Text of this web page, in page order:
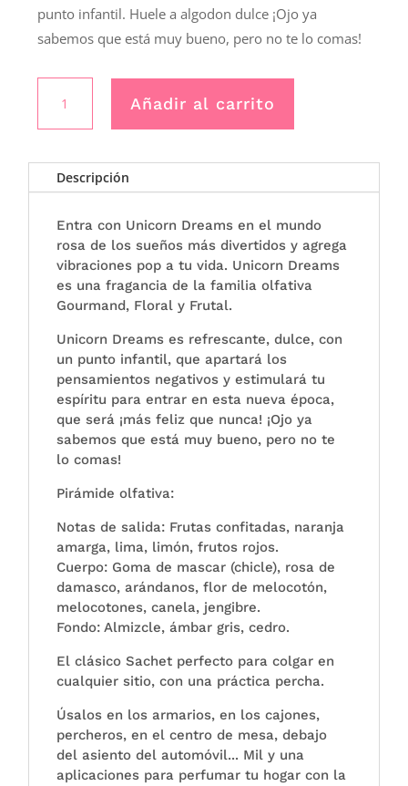
punto infantil. Huele a algodon dulce ¡Ojo ya
sabemos que está muy bueno, pero no te lo comas!
perfumado
UNICORN
Añadir al carrito
Descripción
Entra con Unicorn Dreams en el mundo
rosa de los sueños más divertidos y agrega
vibraciones pop a tu vida. Unicorn Dreams
es una fragancia de la familia olfativa
Gourmand, Floral y Frutal.
Unicorn Dreams es refrescante, dulce, con
un punto infantil, que apartará los
pensamientos negativos y estimulará tu
espíritu para entrar en esta nueva época,
que será ¡más feliz que nunca! ¡Ojo ya
sabemos que está muy bueno, pero no te
lo comas!
Pirámide olfativa:
Notas de salida: Frutas confitadas, naranja
amarga, lima, limón, frutos rojos.
Cuerpo: Goma de mascar (chicle), rosa de
damasco, arándanos, flor de melocotón,
melocotones, canela, jengibre.
Fondo: Almizcle, ámbar gris, cedro.
El clásico Sachet perfecto para colgar en
cualquier sitio, con una práctica percha.
Úsalos en los armarios, en los cajones,
percheros, en el centro de mesa, debajo
del asiento del automóvil... Mil y una
aplicaciones para perfumar tu hogar con la